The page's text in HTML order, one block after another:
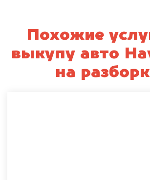
Похожие
выкупу авто
на